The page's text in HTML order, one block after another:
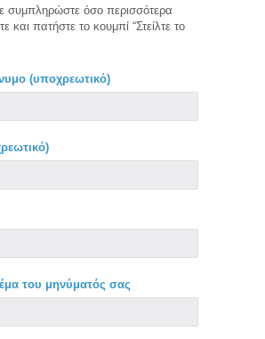
συμπληρώστε όσο περισσότερα
και πατήστε το κουμπί “Στείλτε το
(υποχρεωτικό)
του μηνύματός σας